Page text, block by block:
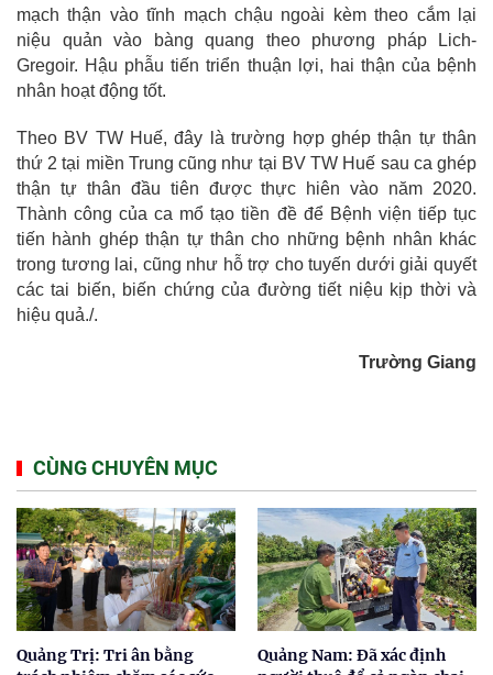
mạch thận vào tĩnh mạch chậu ngoài kèm theo cắm lại
niệu quản vào bàng quang theo phương pháp Lich-
Gregoir. Hậu phẫu tiến triển thuận lợi, hai thận của bệnh
nhân hoạt động tốt.
Theo BV TW Huế, đây là trường hợp ghép thận tự thân
thứ 2 tại miền Trung cũng như tại BV TW Huế sau ca ghép
thận tự thân đầu tiên được thực hiên vào năm 2020.
Thành công của ca mổ tạo tiền đề để Bệnh viện tiếp tục
tiến hành ghép thận tự thân cho những bệnh nhân khác
trong tương lai, cũng như hỗ trợ cho tuyến dưới giải quyết
các tai biến, biến chứng của đường tiết niệu kịp thời và
hiệu quả./.
Trường Giang
CÙNG CHUYÊN MỤC
Quảng Trị: Tri ân bằng
Quảng Nam: Đã xác định